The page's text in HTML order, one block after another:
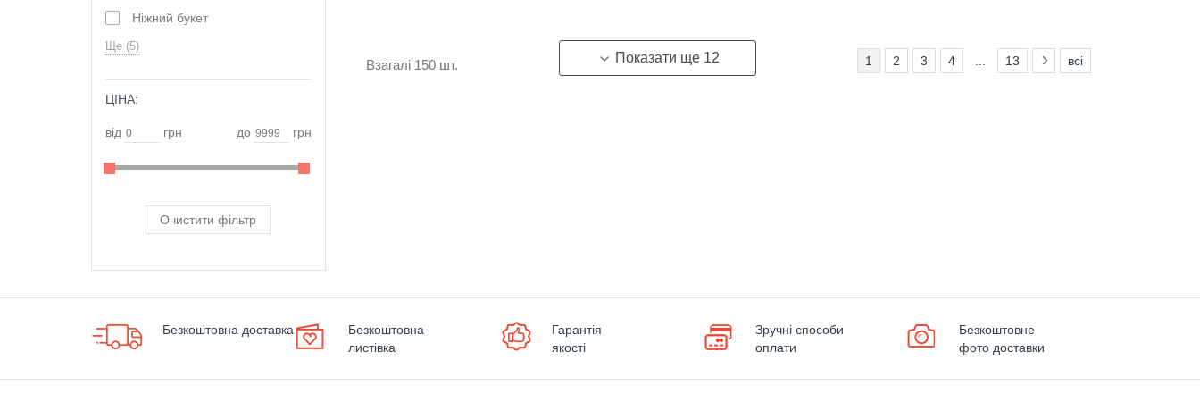
Ніжний букет
Ще (5)
ЦІНА:
від грн до грн
Очистити фільтр
Взагалі 150шт. Показати ще 12 1 2 3 4 13 всі
Безкоштовна доставка
Безкоштовна
листівка
Гарантія
якості
Зручні способи
оплати
Безкоштовне
фото доставки